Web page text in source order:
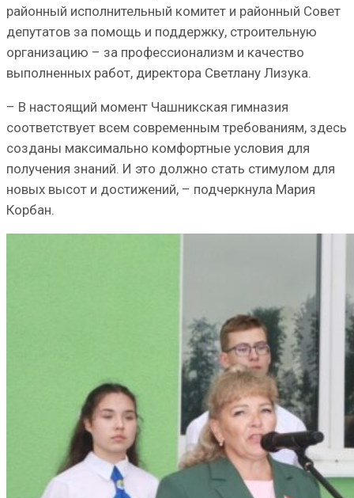
районный исполнительный комитет и районный Совет
депутатов за помощь и поддержку, строительную
организацию – за профессионализм и качество
выполненных работ, директора Светлану Лизука.
– В настоящий момент Чашникская гимназия
соответствует всем современным требованиям, здесь
созданы максимально комфортные условия для
получения знаний. И это должно стать стимулом для
новых высот и достижений, – подчеркнула Мария
Корбан.